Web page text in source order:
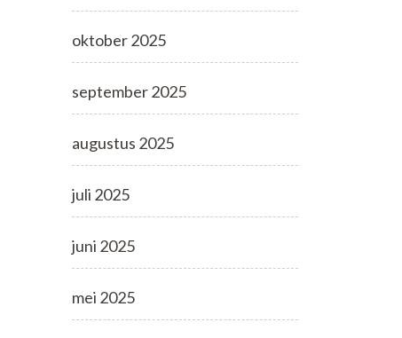
oktober 2025
september 2025
augustus 2025
juli 2025
juni 2025
mei 2025